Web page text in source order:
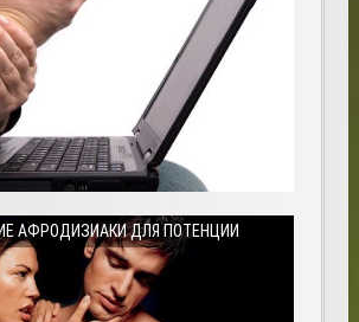
АФРОДИЗИАКИ ДЛЯ ПОТЕНЦИИ